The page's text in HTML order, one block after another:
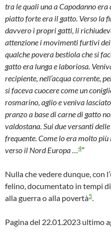
tra le quali una a Capodanno
piatto forte era il gatto. Verso la
davvero i propri gatti, li
attenzione i movimenti furtivi
qualche povera bestiola che si
gatto era lunga e laboriosa.
recipiente, nell’acqua corrente,
si faceva cuocere come un
rosmarino, aglio e veniva
pranzo a base di carne di gatto
valdostana. Sui due versanti
frequente. Come lo era molto
verso il Nord Europa …4”
Nulla che vedere dunque, con
felino, documentato in tempi
alla guerra o alla povertà5.
Pagina del 22.01.2023 ultimo